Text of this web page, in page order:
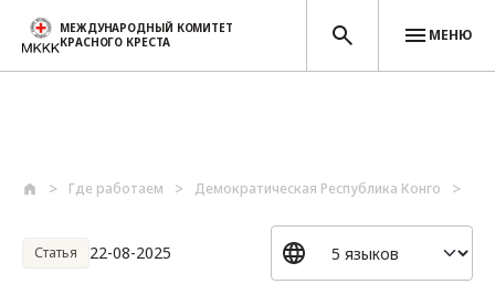
МЕЖДУНАРОДНЫЙ КОМИТЕТ
КРАСНОГО КРЕСТА
МЕНЮ
Где работаем Демократическая Республика Конго
Статья 22-08-2025